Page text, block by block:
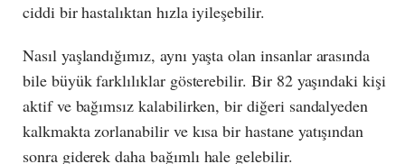
ciddi bir hastalıktan hızla iyileşebilir.
Nasıl yaşlandığımız, aynı yaşta olan insanlar arasında
bile büyük farklılıklar gösterebilir. Bir 82 yaşındaki kişi
aktif ve bağımsız kalabilirken, bir diğeri sandalyeden
kalkmakta zorlanabilir ve kısa bir hastane yatışından
sonra giderek daha bağımlı hale gelebilir.